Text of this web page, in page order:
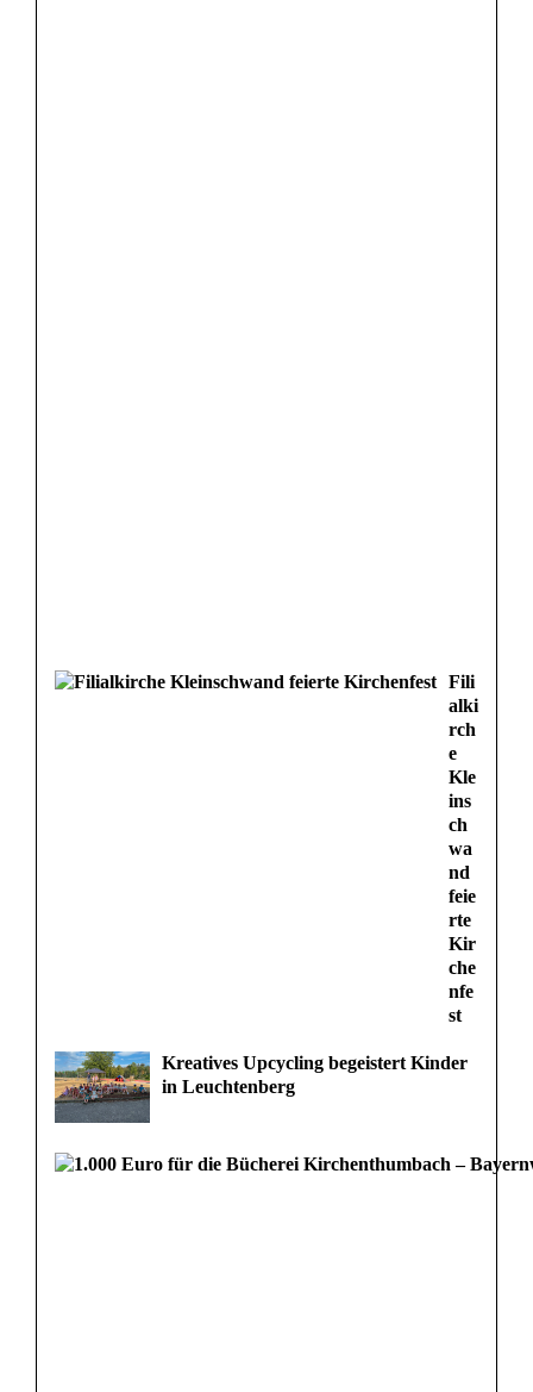
Fili
alki
rch
e
Kle
ins
ch
wa
nd
feie
rte
Kir
che
nfe
st
Kreatives Upcycling begeistert Kinder
in Leuchtenberg